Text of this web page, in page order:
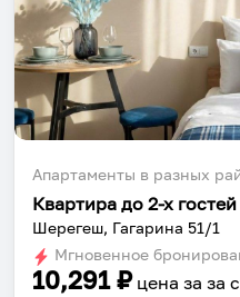
Апартаменты в разных
Квартира до 2-х
Шерегеш, Гагарина 51/1
Мгновенное
10,291₽ цена за за